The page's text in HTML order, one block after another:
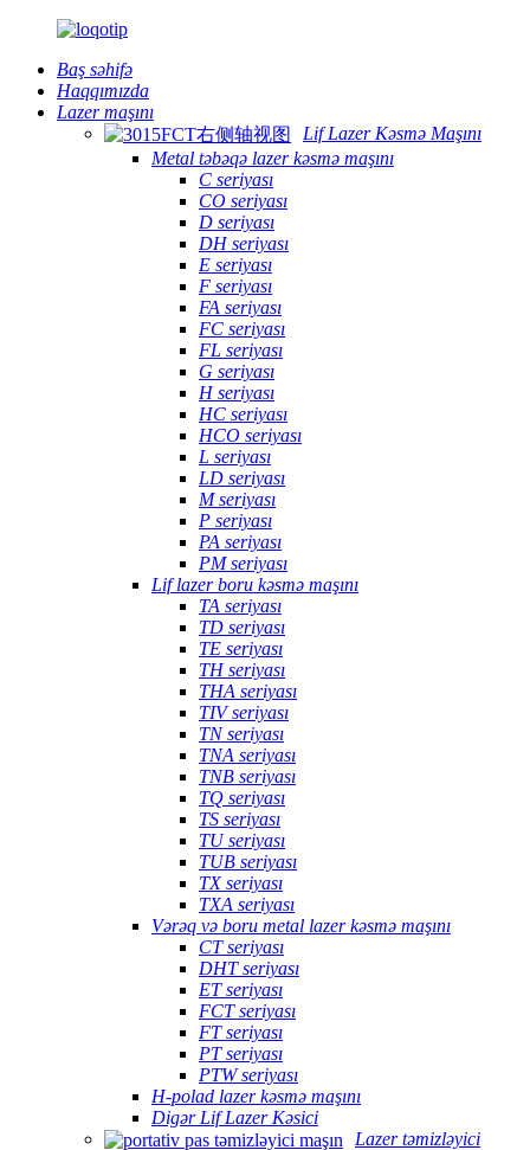
Baş səhifə
Haqqımızda
Lazer maşını
Lif Lazer Kəsmə Maşını
Metal təbəqə lazer kəsmə maşını
C seriyası
CO seriyası
D seriyası
DH seriyası
E seriyası
F seriyası
FA seriyası
FC seriyası
FL seriyası
G seriyası
H seriyası
HC seriyası
HCO seriyası
L seriyası
LD seriyası
M seriyası
P seriyası
PA seriyası
PM seriyası
Lif lazer boru kəsmə maşını
TA seriyası
TD seriyası
TE seriyası
TH seriyası
THA seriyası
TIV seriyası
TN seriyası
TNA seriyası
TNB seriyası
TQ seriyası
TS seriyası
TU seriyası
TUB seriyası
TX seriyası
TXA seriyası
Vərəq və boru metal lazer kəsmə maşını
CT seriyası
DHT seriyası
ET seriyası
FCT seriyası
FT seriyası
PT seriyası
PTW seriyası
H-polad lazer kəsmə maşını
Digər Lif Lazer Kəsici
Lazer təmizləyici